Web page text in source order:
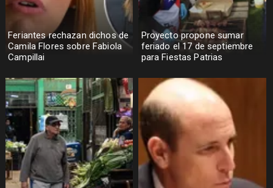
Feriantes rechazan dichos de
Camila Flores sobre Fabiola
Campillai
Proyecto propone sumar
feriado el 17 de septiembre
para Fiestas Patrias